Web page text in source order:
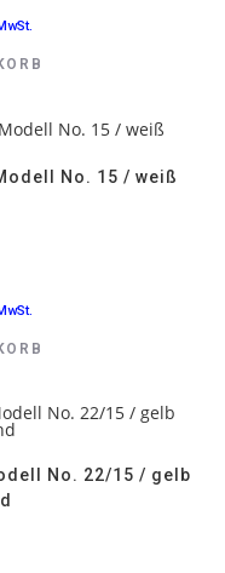
No. 15 / weiß
No. 22/15 / gelb